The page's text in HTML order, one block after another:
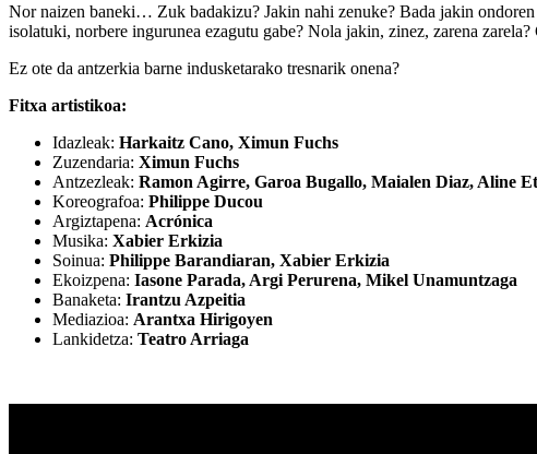
Nor naizen baneki… Zuk badakizu? Jakin nahi zenuke? Bada jakin
isolatuki, norbere ingurunea ezagutu gabe? Nola jakin, zinez, zarena
Ez ote da antzerkia barne indusketarako tresnarik onena?
Fitxa artistikoa:
Idazleak: Harkaitz Cano, Ximun Fuchs
Zuzendaria: Ximun Fuchs
Antzezleak: Ramon Agirre, Garoa Bugallo, Maialen Diaz, Aline
Koreografoa: Philippe Ducou
Argiztapena: Acrónica
Musika: Xabier Erkizia
Soinua: Philippe Barandiaran, Xabier Erkizia
Ekoizpena: Iasone Parada, Argi Perurena, Mikel Unamuntzaga
Banaketa: Irantzu Azpeitia
Mediazioa: Arantxa Hirigoyen
Lankidetza: Teatro Arriaga